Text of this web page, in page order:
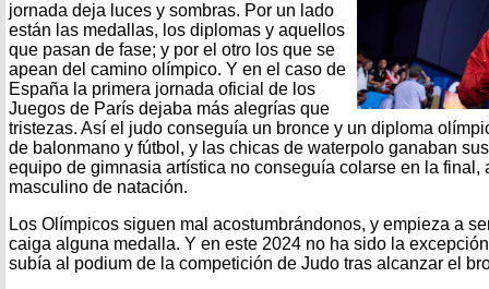
jornada deja luces y sombras. Por un lado
están las medallas, los diplomas y aquellos
que pasan de fase; y por el otro los que se
apean del camino olímpico. Y en el caso de
España la primera jornada oficial de los
Juegos de París dejaba más alegrías que
tristezas. Así el judo conseguía un bronce y un diploma
de balonmano y fútbol, y las chicas de waterpolo ganaban
equipo de gimnasia artística no conseguía colarse en la final,
masculino de natación.
Los Olímpicos siguen mal acostumbrándonos, y empieza a
caiga alguna medalla. Y en este 2024 no ha sido la
subía al podium de la competición de Judo tras alcanzar el